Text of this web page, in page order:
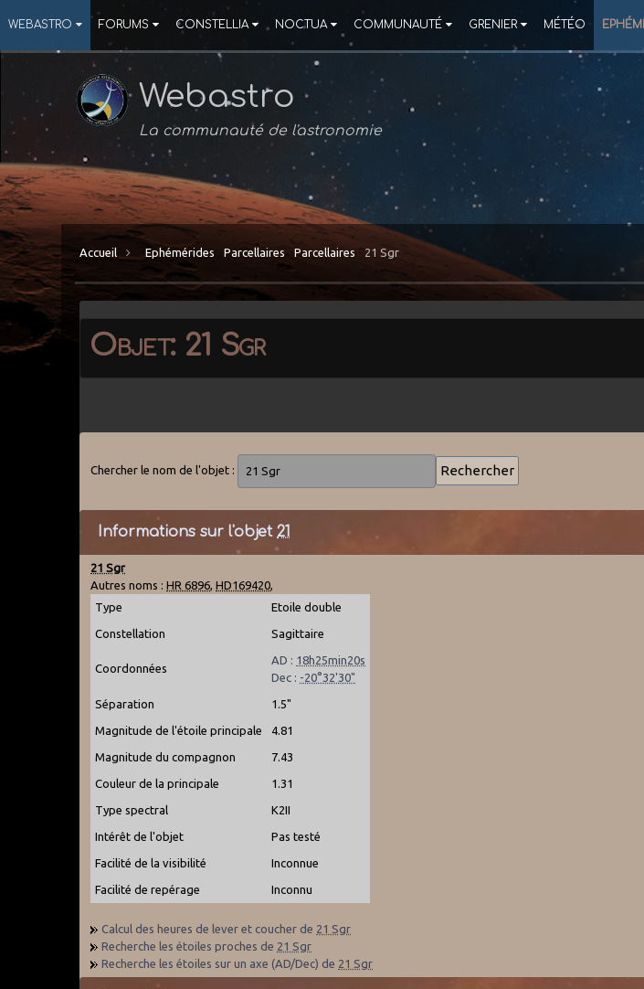
WEBASTRO FORUMS CONSTELLIA NOCTUA COMMUNAUTÉ GRENIER MÉTÉO
Webastro
La communauté de l'astronomie
Accueil Ephémérides Parcellaires Parcellaires 21 Sgr
Objet: 21 Sgr
Chercher le nom de l'objet :
Informations sur l'objet21
21 Sgr
Autres noms :HR 6896 ,HD169420
Type
Etoile double
Constellation Sagittaire
Coordonnées
AD : 18h25min20s
Dec : -20°32'30"
Séparation 1.5"
Magnitude de l'étoile principale 4.81
Magnitude du compagnon 7.43
Couleur de la principale 1.31
Type spectral K2II
Intérêt de l'objet Pas testé
Facilité de la visibilité Inconnue
Facilité de repérage Inconnu
Calcul des heures de lever et coucher de 21 Sgr
Recherche les étoiles proches de 21 Sgr
Recherche les étoiles sur un axe (AD/Dec) de 21 Sgr